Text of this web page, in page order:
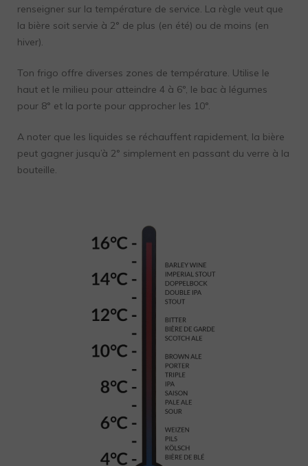
renseigner sur la température de service. La règle veut que
la bière soit servie à 2° de plus (en été) ou de moins (en
hiver).
Ton frigo offre diverses zones de température. Utilise le
haut et le milieu pour atteindre 4 à 6º, le bac à légumes
pour 8° et la porte pour approcher les 10°.
A noter que les liquides se réchauffent rapidement, la bière
peut gagner jusqu’à 2° simplement en passant du verre à la
bouteille.